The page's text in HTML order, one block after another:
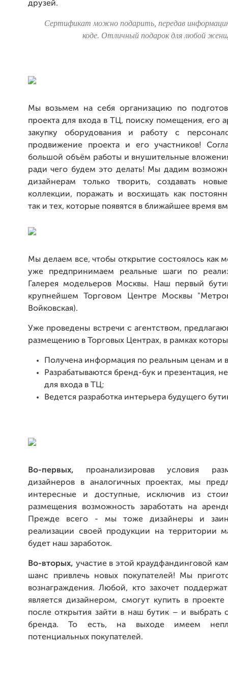
друзей.
Сертификат можно подарить, передав
коде. Отличный подарок для любой
Мы возьмем на себя организацию по
проекта для входа в ТЦ, поиску помещения, его
закупку оборудования и работу с
продвижение проекта и его участников!
большой объём работы и внушительные
ради чего будем это делать! Мы дадим
дизайнерам только творить, создавать
коллекции, поражать и восхищать как
так и тех, которые появятся в ближайшее время
Мы делаем все, чтобы открытие состоялось как
уже предпринимаем реальные шаги по
Галерея модельеров Москвы. Наш первый
крупнейшем Торговом Центре Москвы
Войковская).
Уже проведены встречи с агентством,
размещению в Торговых Центрах, в рамках
Получена информация по реальным ценам и
Разрабатываются бренд-бук и презентация,
для входа в ТЦ;
Ведется разработка интерьера будущего
Во-первых, проанализировав условия
дизайнеров в аналогичных проектах, мы
интересные и доступные, исключив из
размещения возможность заработать на
Прежде всего - мы тоже дизайнеры и
реализации своей продукции на территории
будет наш заработок.
Во-вторых, участие в этой краудфандинговой
шанс привлечь новых покупателей! Мы
вознаграждения. Любой, кто захочет
является дизайнером, смогут купить в
после открытия зайти в наш бутик – и выбрать
бренда. То есть, на выходе имеем
потенциальных покупателей.